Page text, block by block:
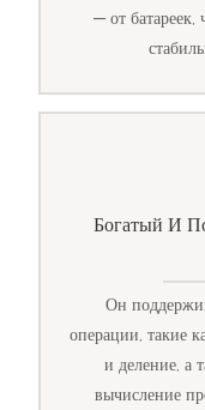
— от батареек,
Богатый И
Он
операции, такие
и деление, а
вычисление